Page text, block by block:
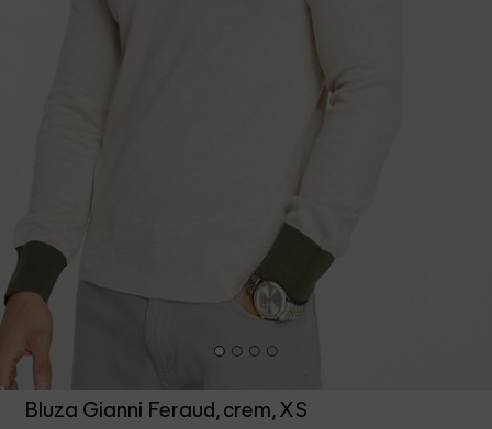
Bluza Gianni Feraud, crem, XS